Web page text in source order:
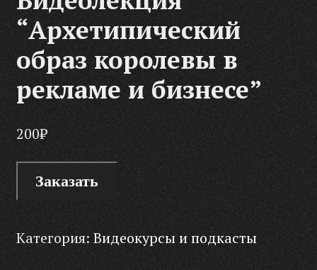
“Архетипический
образ королевы в
рекламе и бизнесе”
200₽
Заказать
Категория:Видеокурсы и подкасты